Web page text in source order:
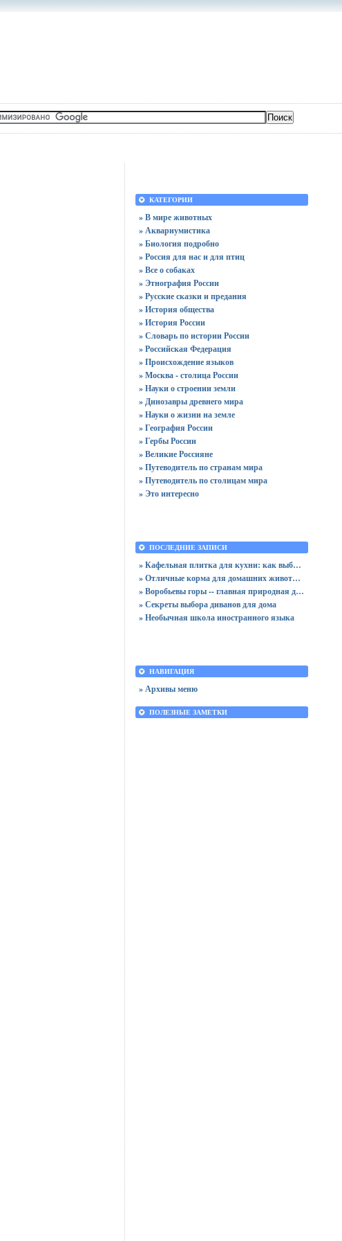
КАТЕГОРИИ
» В мире животных
» Аквариумистика
» Биология подробно
» Россия для нас и для птиц
» Все о собаках
» Этнография России
» Русские сказки и предания
» История общества
» История России
» Словарь по истории России
» Российская Федерация
» Происхождение языков
» Москва - столица России
» Науки о строении земли
» Динозавры древнего мира
» Науки о жизни на земле
» География России
» Гербы России
» Великие Россияне
» Путеводитель по странам мира
» Путеводитель по столицам мира
» Это интересно
ПОСЛЕДНИЕ ЗАПИСИ
» Кафельная плитка для кухни: как выбрать практичную отделку
» Отличные корма для домашних животных
» Воробьевы горы -- главная природная достопримечательность Москвы
» Секреты выбора диванов для дома
» Необычная школа иностранного языка
НАВИГАЦИЯ
» Архивы меню
ПОЛЕЗНЫЕ ЗАМЕТКИ